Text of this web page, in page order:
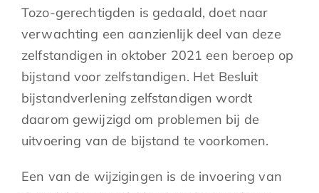
Tozo-gerechtigden is gedaald, doet naar
verwachting een aanzienlijk deel van deze
zelfstandigen in oktober 2021 een beroep op
bijstand voor zelfstandigen. Het Besluit
bijstandverlening zelfstandigen wordt
daarom gewijzigd om problemen bij de
uitvoering van de bijstand te voorkomen.
Een van de wijzigingen is de invoering van